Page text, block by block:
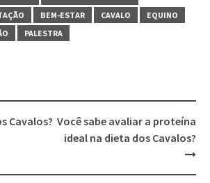
BEM-ESTAR CAVALO
EQUINO
PALESTRA
Cavalos? Você sabe avaliar a proteína
ideal na dieta dos Cavalos?